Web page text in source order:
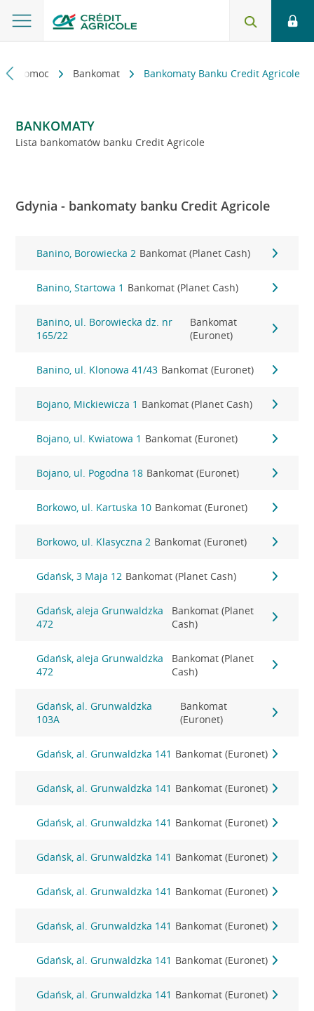
i pomoc Bankomat Bankomaty Banku Credit Agricole
BANKOMATY
Lista bankomatów banku Credit Agricole
Gdynia - bankomaty banku Credit Agricole
Banino, Borowiecka 2 Bankomat (Planet Cash)
Banino, Startowa 1 Bankomat (Planet Cash)
Banino, ul. Borowiecka dz. nr
165/22
Bankomat
(Euronet)
Banino, ul. Klonowa 41/43 Bankomat (Euronet)
Bojano, Mickiewicza 1 Bankomat (Planet Cash)
Bojano, ul. Kwiatowa 1 Bankomat (Euronet)
Bojano, ul. Pogodna 18 Bankomat (Euronet)
Borkowo, ul. Kartuska 10 Bankomat (Euronet)
Borkowo, ul. Klasyczna 2 Bankomat (Euronet)
Gdańsk, 3 Maja 12 Bankomat (Planet Cash)
Gdańsk, aleja Grunwaldzka
472
Bankomat (Planet
Cash)
Gdańsk, aleja Grunwaldzka
472
Bankomat (Planet
Cash)
Gdańsk, al. Grunwaldzka
103A
Bankomat
(Euronet)
Gdańsk, al. Grunwaldzka 141 Bankomat (Euronet)
Gdańsk, al. Grunwaldzka 141 Bankomat (Euronet)
Gdańsk, al. Grunwaldzka 141 Bankomat (Euronet)
Gdańsk, al. Grunwaldzka 141 Bankomat (Euronet)
Gdańsk, al. Grunwaldzka 141 Bankomat (Euronet)
Gdańsk, al. Grunwaldzka 141 Bankomat (Euronet)
Gdańsk, al. Grunwaldzka 141 Bankomat (Euronet)
Gdańsk, al. Grunwaldzka 141 Bankomat (Euronet)